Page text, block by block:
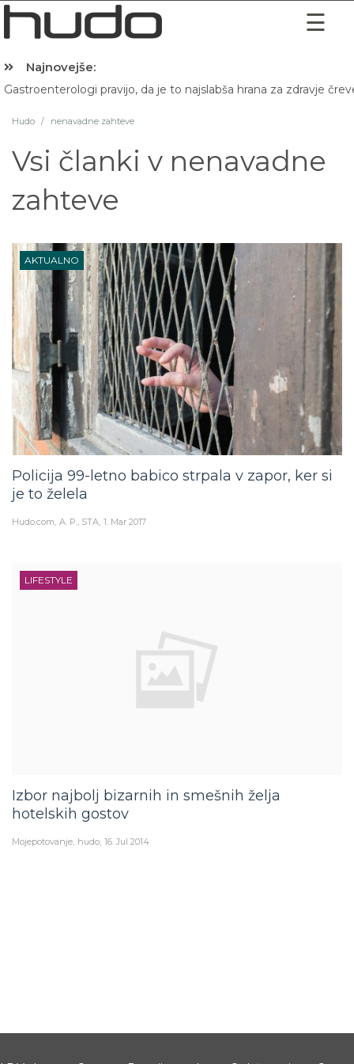
Najnovejše:
Gastroenterologi pravijo, da je to najslabša hrana za zdravje
Hudo / nenavadne zahteve
Vsi članki v nenavadne
zahteve
AKTUALNO
Policija 99-letno babico strpala v zapor, ker si
je to želela
Hudo.com A. P., STA 1. Mar 2017
LIFESTYLE
Izbor najbolj bizarnih in smešnih želja
hotelskih gostov
Mojepotovanje hudo 16. Jul 2014